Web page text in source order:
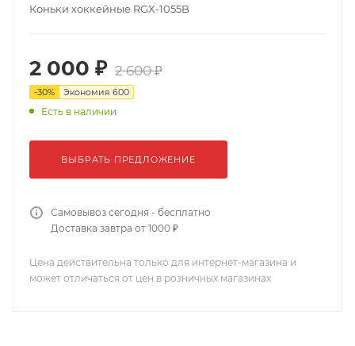
Коньки хоккейные RGX-1055B
2 000 ₽ 2 600 ₽
-30% Экономия 600
Есть в наличии
ВЫБРАТЬ ПРЕДЛОЖЕНИЕ
Самовывоз сегодня - бесплатно
Доставка завтра от 1000 ₽
Цена действительна только для интернет-магазина и
может отличаться от цен в розничных магазинах